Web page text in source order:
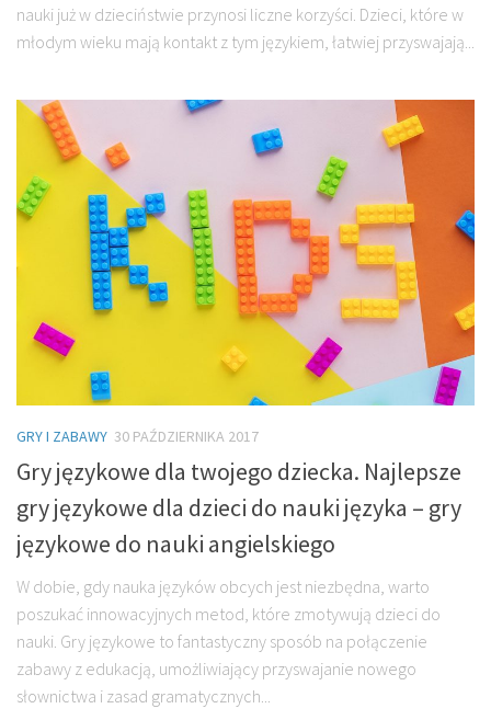
nauki już w dzieciństwie przynosi liczne korzyści. Dzieci, które w
młodym wieku mają kontakt z tym językiem, łatwiej przyswajają...
GRY I ZABAWY 30 PAŹDZIERNIKA 2017
Gry językowe dla twojego dziecka. Najlepsze
gry językowe dla dzieci do nauki języka – gry
językowe do nauki angielskiego
W dobie, gdy nauka języków obcych jest niezbędna, warto
poszukać innowacyjnych metod, które zmotywują dzieci do
nauki. Gry językowe to fantastyczny sposób na połączenie
zabawy z edukacją, umożliwiający przyswajanie nowego
słownictwa i zasad gramatycznych...